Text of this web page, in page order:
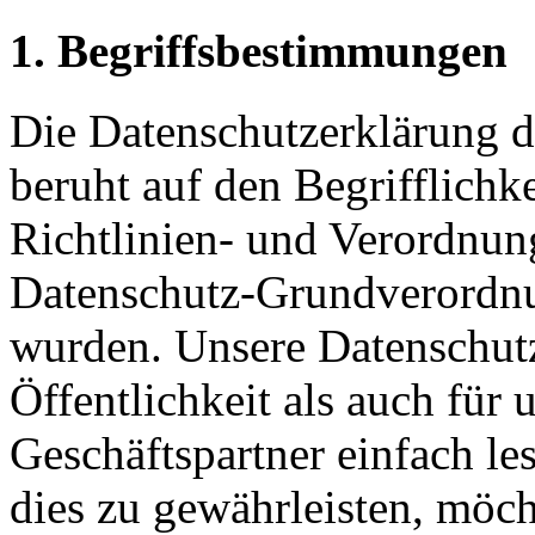
1. Begriffsbestimmungen
Die Datenschutzerklärung
beruht auf den
Richtlinien- und
Datenschutz-
wurden. Unsere
Öffentlichkeit als auch für
Geschäftspartner einfach
dies zu gewährleisten,